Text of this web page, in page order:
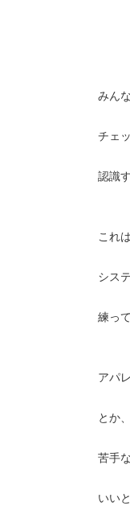
みん
チェ
認識
これ
シス
練っ
アパ
とか
苦手
いい